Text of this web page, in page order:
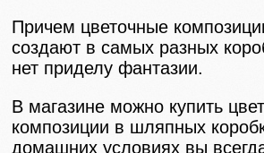
Причем цветочные
создают в самых разных
нет приделу фантазии.
В магазине можно купить
композиции в шляпных
домашних условиях вы